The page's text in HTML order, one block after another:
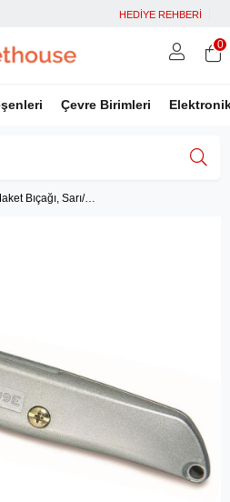
HEDİYE REHBERİ
Çevre Birimleri
Facebook İle Bağlan
0
Stanley 2-10-099 Maket Bıçağı, Sarı/Siyah, 1 Adet ST210099